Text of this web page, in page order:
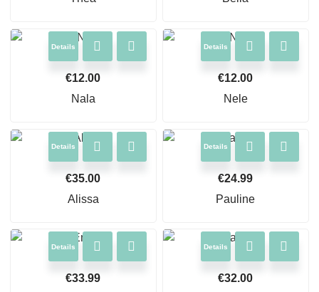
Details
€12.00
Nala
Details
€12.00
Nele
Details
€35.00
Alissa
Details
€24.99
Pauline
Details
€33.99
Details
€32.00